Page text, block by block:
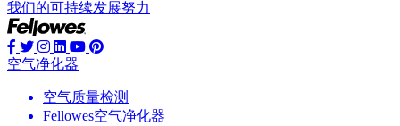
我们的可持续发展努力
空气净化器
空气质量检测
Fellowes空气净化器